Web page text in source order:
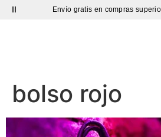
Envío gratis en compras
bolso rojo